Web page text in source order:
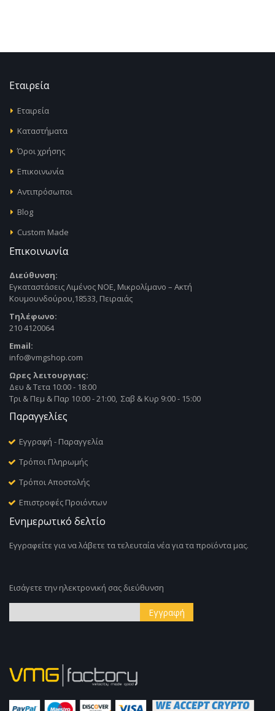
Εταιρεία
Εταιρεία
Καταστήματα
Όροι χρήσης
Επικοινωνία
Αντιπρόσωποι
Blog
Custom Made
Επικοινωνία
Διεύθυνση:
Εγκαταστάσεις Λιμένος ΝΟΕ, Μικρολίμανο – Ακτή
Κουμουνδούρου,18533, Πειραιάς
Τηλέφωνο:
210 4120064
Email:
info@vmgshop.com
Ωρες λειτουργιας:
Δευ & Τετα 10:00 - 18:00
Τρι & Πεμ & Παρ 10:00 - 21:00, Σαβ & Κυρ 9:00 - 15:00
Παραγγελίες
Εγγραφή - Παραγγελία
Τρόποι Πληρωμής
Τρόποι Αποστολής
Επιστροφές Προιόντων
Ενημερωτικό δελτίο
Εγγραφείτε για να λάβετε τα τελευταία νέα για τα προϊόντα μας.
Εισάγετε την ηλεκτρονική σας διεύθυνση
Δελτίο:
Εγγραφή